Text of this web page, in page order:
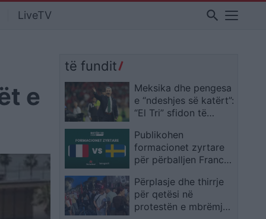
LiveTV search
e
të fundit
Meksika dhe pengesa
e “ndeshjes së katërt”:
“El Tri” sfidon të
Botës 2026 me Javier
Aguirre
Publikohen
formacionet zyrtare
për përballjen Francë
2026
Përplasje dhe thirrje
për qetësi në
protestën e mbrëmjes